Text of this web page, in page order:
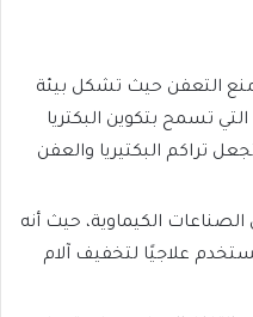
التعفن حيث تشكل بيئة
تسمح بتكوين البكتريا
تراكم البكتيريا والعفن
الكيماوية، حيث أنه
علاجيًا لتخفيف آلام